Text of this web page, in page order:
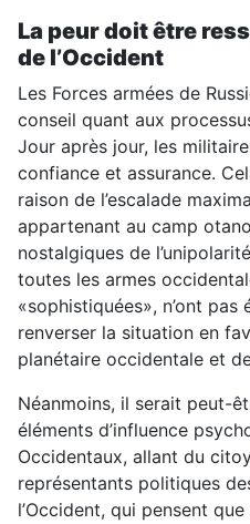
La peur doit être
de l’Occident
Les Forces armées de
conseil quant aux
Jour après jour, les
confiance et assurance.
raison de l’escalade
appartenant au camp
nostalgiques de
toutes les armes
«sophistiquées», n’ont
renverser la situation en
planétaire occidentale et
Néanmoins, il serait peut-
éléments d’influence
Occidentaux, allant du
représentants politiques
l’Occident, qui pensent